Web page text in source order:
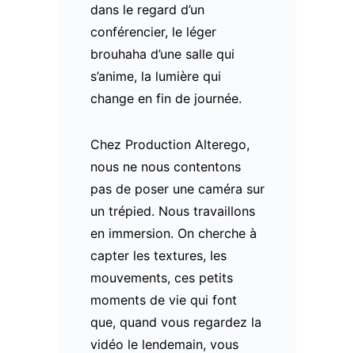
dans le regard d’un
conférencier, le léger
brouhaha d’une salle qui
s’anime, la lumière qui
change en fin de journée.
Chez Production Alterego,
nous ne nous contentons
pas de poser une caméra sur
un trépied. Nous travaillons
en immersion. On cherche à
capter les textures, les
mouvements, ces petits
moments de vie qui font
que, quand vous regardez la
vidéo le lendemain, vous